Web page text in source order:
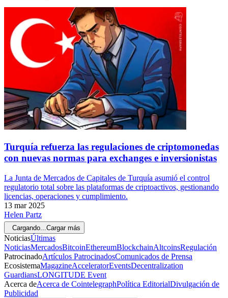
Turquía refuerza las regulaciones de criptomonedas
con nuevas normas para exchanges e inversionistas
La Junta de Mercados de Capitales de Turquía asumió el control
regulatorio total sobre las plataformas de criptoactivos, gestionando
licencias, operaciones y cumplimiento.
13 mar 2025
Helen Partz
Cargando... Cargar más
NoticiasÚltimas
NoticiasMercadosBitcoinEthereumBlockchainAltcoinsRegulación
PatrocinadoArtículos PatrocinadosComunicados de Prensa
EcosistemaMagazineAcceleratorEventsDecentralization
GuardiansLONGITUDE Event
Acerca deAcerca de CointelegraphPolítica EditorialDivulgación de
Publicidad